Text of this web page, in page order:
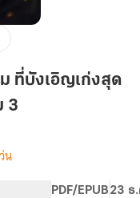
ที่บังเอิญเก่งสุด
3
น
PDF/EPUB23 ธ